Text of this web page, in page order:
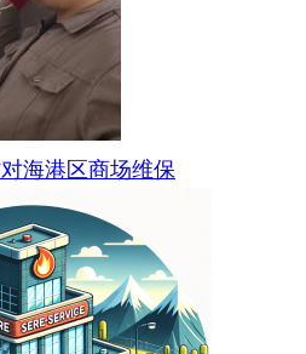
海港区商场维保